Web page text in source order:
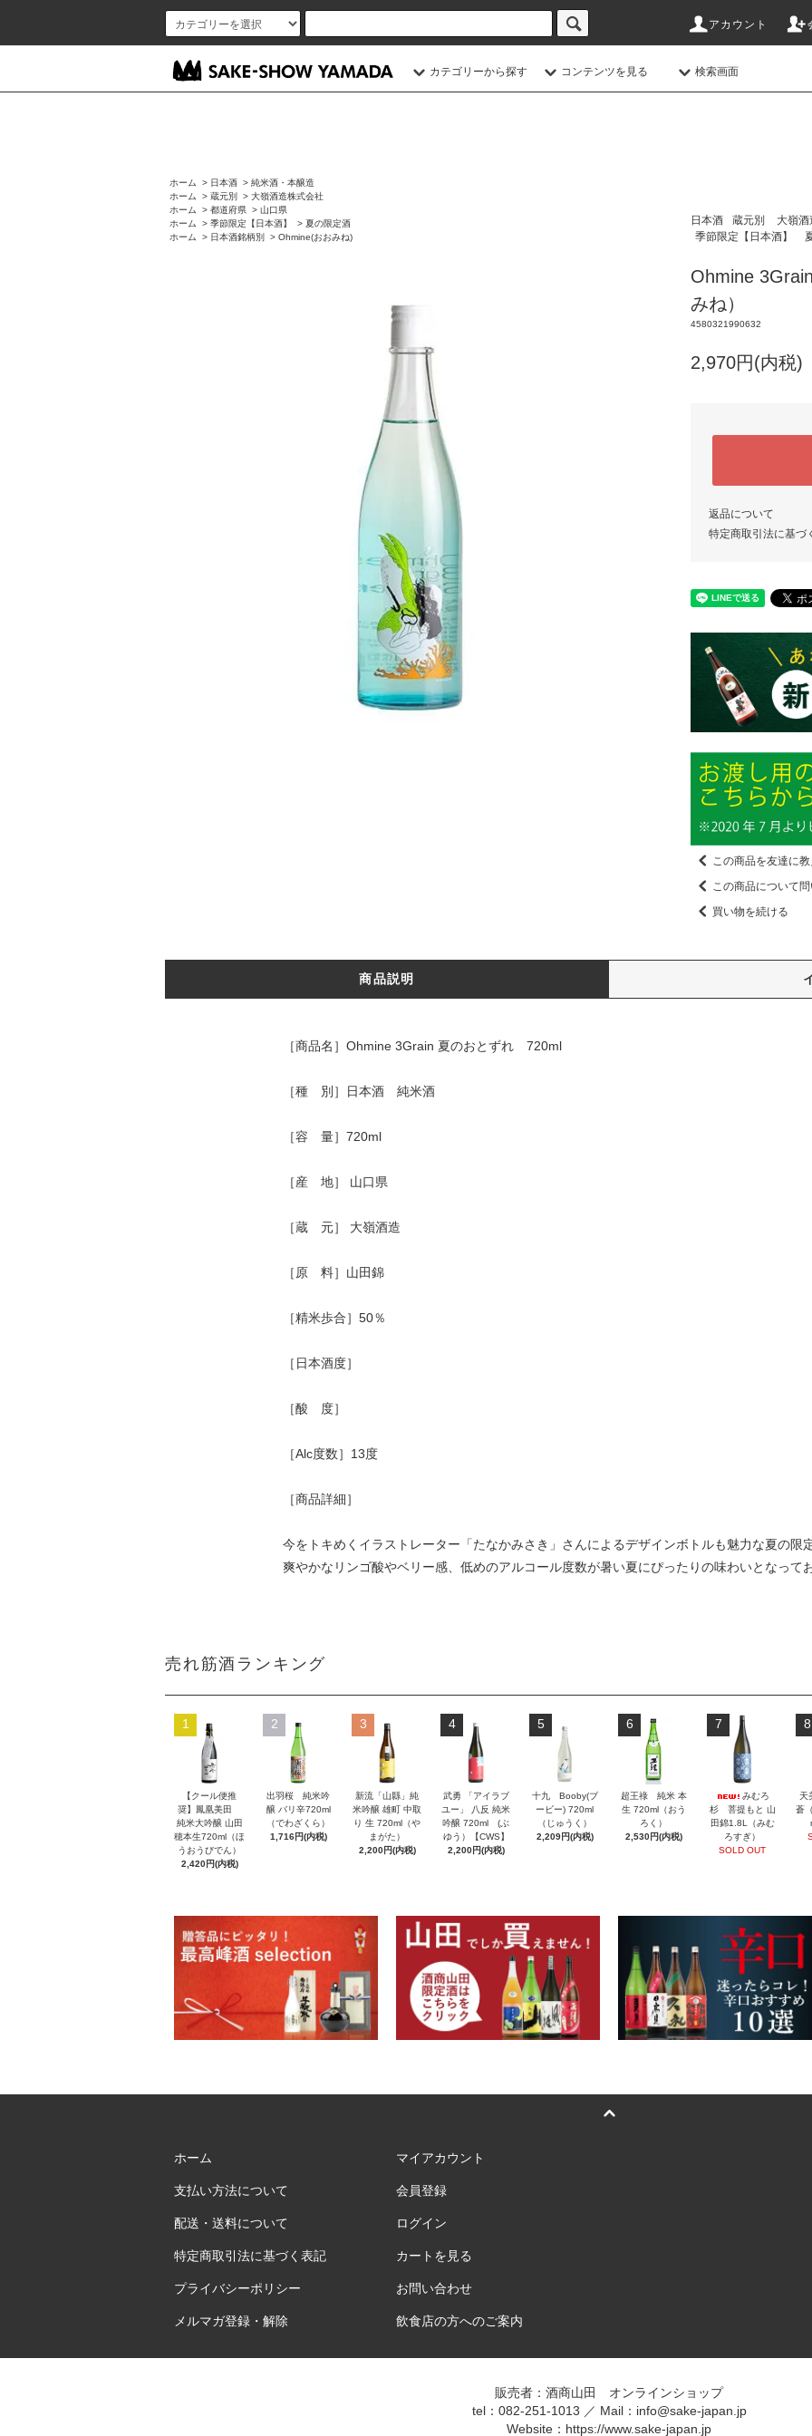
アカウント
カテゴリーから探す コンテンツを見る 検索画面
ホーム > 日本酒 >純米酒・本醸造
ホーム
>蔵元別 >大嶺酒造株式会社
ホーム
>都道府県 >山口県
ホーム
>季節限定【日本酒】 >夏の限定酒
ホーム
> 日本酒銘柄別 >Ohmine(おおみね)
日本酒 蔵元別 大嶺酒
季節限定【日本酒】
Ohmine
みね）
4580321990632
2,970円(内税)
返品について
特定商取引法に基づ
この商品を友達に教
この商品について
買い物を続ける
商品説明
［商品名］Ohmine 3Grain 夏のおとずれ 720ml
［種 別］日本酒 純米酒
［容 量］720ml
［産 地］ 山口県
［蔵 元］ 大嶺酒造
［原 料］山田錦
［精米歩合］50％
［日本酒度］
［酸 度］
［Alc度数］13度
［商品詳細］
今をトキめくイラストレーター「たなかみさき」さんによるデザインボトルも魅力な夏の限定
爽やかなリンゴ酸やベリー感、低めのアルコール度数が暑い夏にぴったりの味わいとなって
売れ筋酒ランキング
1
【クール便推
奨】鳳凰美田
純米大吟醸 山田
穂本生720ml（ほ
うおうびでん）
2,420円(内税)
2
出羽桜 純米吟
醸 バリ辛720ml
（でわざくら）
1,716円(内税)
3
新流「山縣」純
米吟醸 雄町 中取
り 生 720ml（や
まがた）
2,200円(内税)
4
武勇 「アイラブ
ユー」 八反 純米
吟醸 720ml (ぶ
ゆう）【CWS】
2,200円(内税)
5
十九 Booby(ブ
ービー) 720ml
（じゅうく）
2,209円(内税)
6
超王祿 純米 本
生 720ml（おう
ろく）
2,530円(内税)
7
みむろ
杉 菩提もと 山
田錦1.8L（みむ
ろすぎ）
SOLD OUT
8
天
蒼
ホーム
支払い方法について
配送・送料について
特定商取引法に基づく表記
プライバシーポリシー
メルマガ登録・解除
マイアカウント
会員登録
ログイン
カートを見る
お問い合わせ
飲食店の方へのご案内
販売者：酒商山田 オンラインショップ
tel：082-251-1013 ／ Mail：info@sake-japan.jp
Website： https://www.sake-japan.jp